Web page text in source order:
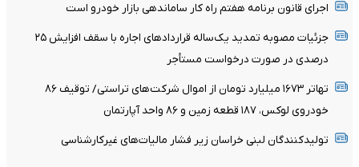
اجرای قانون برنامه هفتم راه کار ساماندهی بازار خودرو است
جزئیات مصوبه تمدید یک‌ساله قرارداد‌های اجاره با سقف افزایش ۲۵
درصدی در صورت درخواست مستأجر
تهاتر ۱۶۷۳ میلیارد تومان از اموال شرکت‌های تراستی/ توقیف ۸۶
خودروی لوکس، ۱۸۷ قطعه زمین و ۸۶ واحد آپارتمان
تولیدکنندگان لبنی خراسان زیر فشار مالیات‌های غیرکارشناسی